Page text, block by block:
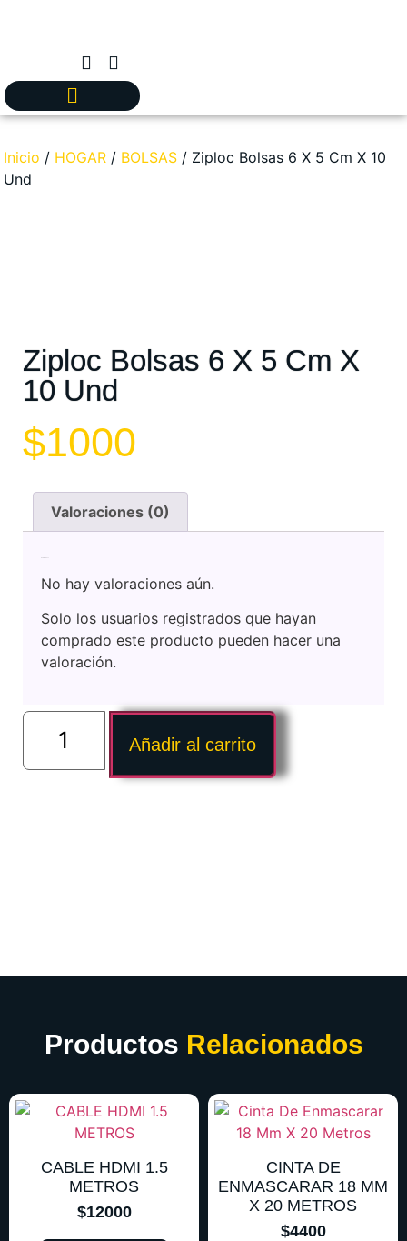
Inicio / HOGAR / BOLSAS / Ziploc Bolsas 6 X 5 Cm X 10
Und
Ziploc Bolsas 6 X 5 Cm X
10 Und
$1000
Valoraciones (0)
No hay valoraciones aún.
Solo los usuarios registrados que hayan
comprado este producto pueden hacer una
valoración.
Añadir al carrito
Productos Relacionados
CABLE HDMI 1.5
METROS
$12000
CINTA DE
ENMASCARAR 18 MM
X 20 METROS
$4400